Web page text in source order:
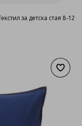
за детска стая 8-12